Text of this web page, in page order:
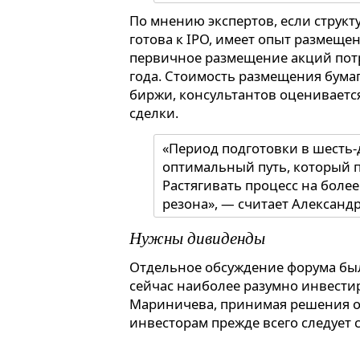
По мнению экспертов, если
готова к IPO, имеет опыт
первичное размещение акций
года. Стоимость размещения
биржи, консультантов
сделки.
«Период подготовки в
оптимальный путь, который
Растягивать процесс на
резона», — считает
Нужны дивиденды
Отдельное обсуждение форума
сейчас наиболее разумно
Мариничева, принимая решения
инвесторам прежде всего